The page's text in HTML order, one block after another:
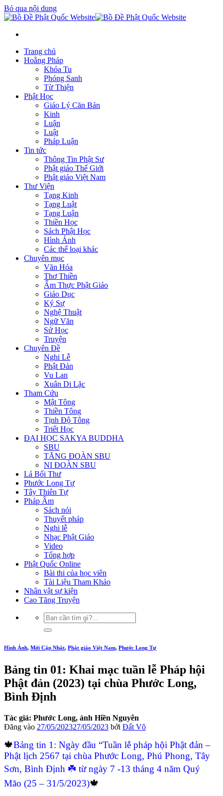
Bỏ qua nội dung
Trang chủ
Hoằng Pháp
Khóa Tu
Phóng Sanh
Từ Thiện
Phật Học
Giáo Lý Căn Bản
Kinh
Luận
Luật
Pháp Luận
Tin tức
Thông Tin Phật Sư
Phật giáo Thế Giới
Phật giáo Việt Nam
Thư Viện
Tạng Kinh
Tạng Luật
Tạng Luận
Thiền Học
Sách Phật Học
Hình Ảnh
Các thể loại khác
Chuyên mục
Văn Hóa
Thơ Thiền
Ẩm Thực Phật Giáo
Giáo Dục
Ký Sự
Nghệ Thuật
Ngữ Văn
Sử Học
Truyện
Chuyên Đề
Nghi Lễ
Phật Đản
Vu Lan
Xuân Di Lặc
Tham Cứu
Mật Tông
Thiền Tông
Tịnh Độ Tông
Triết Học
ĐẠI HỌC SAKYA BUDDHA
SBU
TĂNG ĐOÀN SBU
NI ĐOÀN SBU
Lá Bối Thư
Phước Long Tự
Tây Thiên Tự
Pháp Âm
Sách nói
Thuyết pháp
Nghi lễ
Nhạc Phật Giáo
Video
Tổng hợp
Phật Quốc Online
Bài thi của học viên
Tài Liệu Tham Khảo
Nhân vật sự kiện
Cao Tăng Truyện
Hình Ảnh, Mới Cập Nhật, Phật giáo Việt Nam, Phước Long Tự
Bảng tin 01: Khai mạc tuần lễ Pháp hội
Phật đản (2023) tại chùa Phước Long,
Bình Định
Tác giả: Phước Long, ảnh Hiền Nguyên
Đăng vào 27/05/202327/05/2023 bởi Đất Võ
🍁Bảng tin 1: Ngày đầu “Tuần lễ pháp hội Phật đản –
Phật lịch 2567 tại chùa Phước Long, Phú Phong, Tây
Sơn, Bình Định ☘️ từ ngày 7 -13 tháng 4 năm Quý
Mão (25 – 31/5/2023)🍁